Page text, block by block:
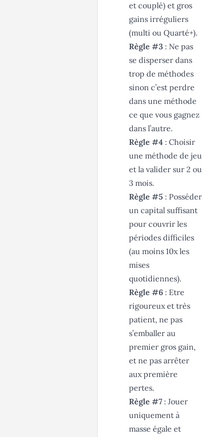
et couplé) et gros
gains irréguliers
(multi ou Quarté+).
Règle #3 : Ne pas
se disperser dans
trop de méthodes
sinon c’est perdre
dans une méthode
ce que vous gagnez
dans l’autre.
Règle #4 : Choisir
une méthode de jeu
et la valider sur 2 ou
3 mois.
Règle #5 : Posséder
un capital suffisant
pour couvrir les
périodes difficiles
(au moins 10x les
mises
quotidiennes).
Règle #6 : Etre
rigoureux et très
patient, ne pas
s’emballer au
premier gros gain,
et ne pas arrêter
aux première
pertes.
Règle #7: Jouer
uniquement à
masse égale et